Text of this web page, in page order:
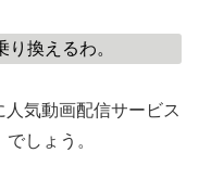
換えるわ。
人気動画配信サービス
しょう。